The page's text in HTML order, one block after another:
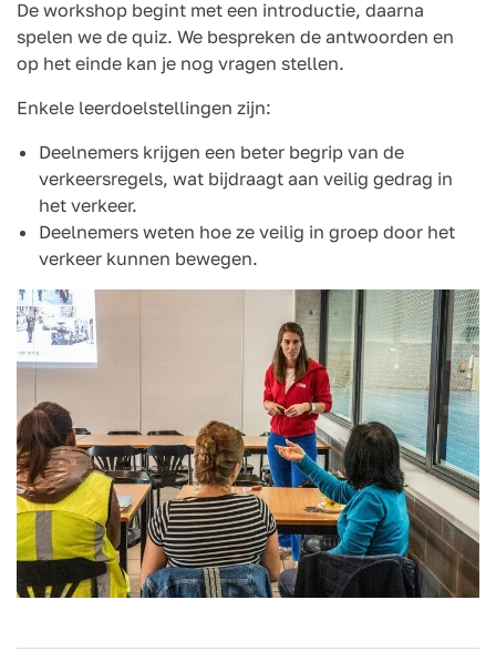
De workshop begint met een introductie, daarna
spelen we de quiz. We bespreken de antwoorden en
op het einde kan je nog vragen stellen.
Enkele leerdoelstellingen zijn:
Deelnemers krijgen een beter begrip van de
verkeersregels, wat bijdraagt aan veilig gedrag in
het verkeer.
Deelnemers weten hoe ze veilig in groep door het
verkeer kunnen bewegen.